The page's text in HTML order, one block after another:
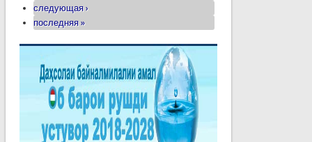
следующая ›
последняя »